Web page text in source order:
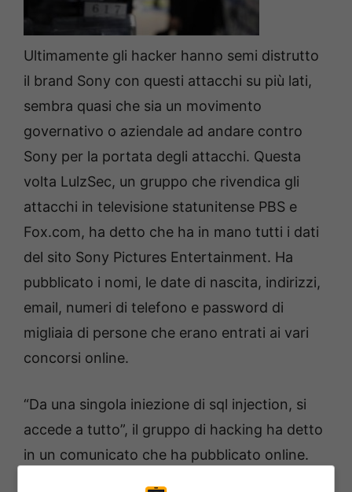
Ultimamente gli hacker hanno semi distrutto
il brand Sony con questi attacchi su più lati,
sembra quasi che sia un movimento
governativo o aziendale ad andare contro
Sony per la portata degli attacchi. Questa
volta LulzSec, un gruppo che rivendica gli
attacchi in televisione statunitense PBS e
Fox.com, ha detto che ha in mano tutti i dati
del sito Sony Pictures Entertainment. Ha
pubblicato i nomi, le date di nascita, indirizzi,
email, numeri di telefono e password di
migliaia di persone che erano entrati ai vari
concorsi online.
“Da una singola iniezione di sql injection, si
accede a tutto”, il gruppo di hacking ha detto
in un comunicato che ha pubblicato online.